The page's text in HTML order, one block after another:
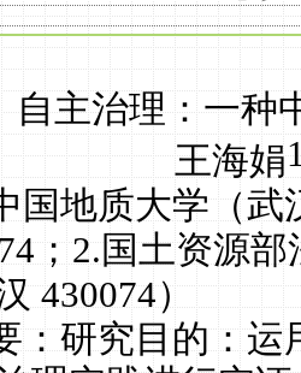
自主治理：一种
王海娟
国地质大学（武
；2.国土资源部
430074）
：研究目的：运